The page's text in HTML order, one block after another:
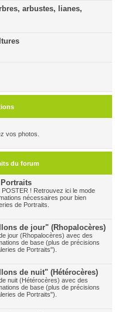
arbustes, lianes,
vos photos.
du forum
! Retrouvez ici le mode
nécessaires pour bien
de Portraits.
de jour" (Rhopalocères)
jour (Rhopalocères) avec des
de base (plus de précisions
de Portraits").
de nuit" (Hétérocères)
nuit (Hétérocères) avec des
de base (plus de précisions
de Portraits").